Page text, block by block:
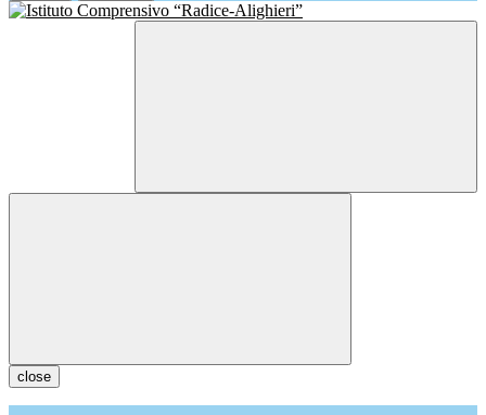
close